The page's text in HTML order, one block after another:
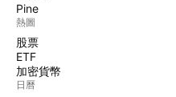
Pine
熱圖
股票
ETF
加密貨幣
日曆